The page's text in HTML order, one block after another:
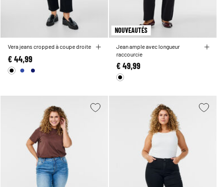
Vera jeans cropped à coupe droite
€ 44,99
NOUVEAUTÉS
Jean ample avec longueur
raccourcie
€ 49,99